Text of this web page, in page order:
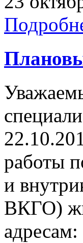
работы
и
ВКГО)
адресам: